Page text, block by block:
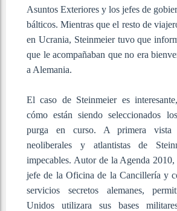
Asuntos Exteriores y los jefes de
bálticos. Mientras que el resto de
en Ucrania, Steinmeier tuvo que
que le acompañaban que no era
a Alemania.
El caso de Steinmeier es
cómo están siendo seleccionados
purga en curso. A primera vista
neoliberales y atlantistas de
impecables. Autor de la Agenda
jefe de la Oficina de la Cancillería y
servicios secretos alemanes,
Unidos utilizara sus bases